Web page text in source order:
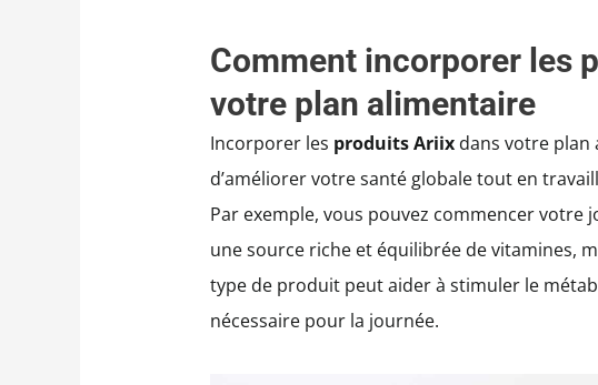
Comment incorporer les
votre plan alimentaire
Incorporer les produits Ariixdans votre plan
d’améliorer votre santé globale tout en
Par exemple, vous pouvez commencer votre
une source riche et équilibrée de vitamines,
type de produit peut aider à stimuler le
nécessaire pour la journée.